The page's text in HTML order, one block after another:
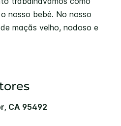
nosso bebé. No nosso
maçãs velho, nodoso e
CA 95492